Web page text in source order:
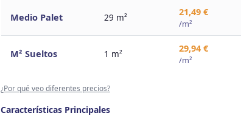
Medio Palet 29 m² 21,49 €
/m²
M² Sueltos 1 m² 29,94 €
/m²
¿Por qué veo diferentes precios?
Características Principales